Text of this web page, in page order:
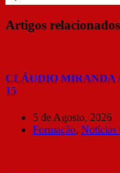
Artigos relacionados
CLÁUDIO MIRANDA
15
5 de Agosto, 2026
Formação, Notícias